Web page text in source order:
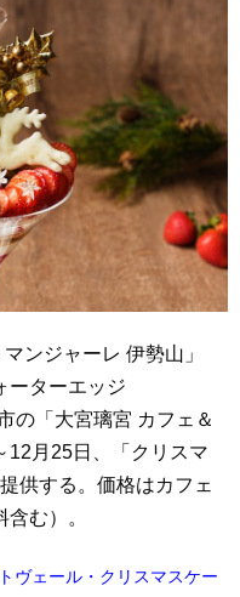
ンジャーレ 伊勢山」
ーターエッジ
の「大宮璃宮 カフェ＆
12月25日、「クリスマ
供する。価格はカフェ
む）。
ヴェール・クリスマスケー